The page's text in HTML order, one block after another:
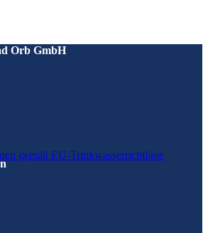
gemäß EU-Trinkwasserrichtlinie
Orb GmbH